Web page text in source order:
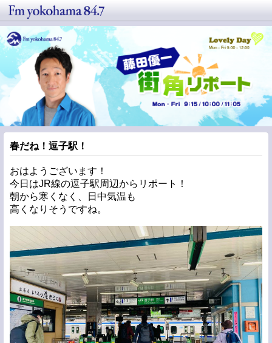
春だね！逗子駅！
おはようございます！
今日はJR線の逗子駅周辺からリポート！
朝から寒くなく、日中気温も
高くなりそうですね。